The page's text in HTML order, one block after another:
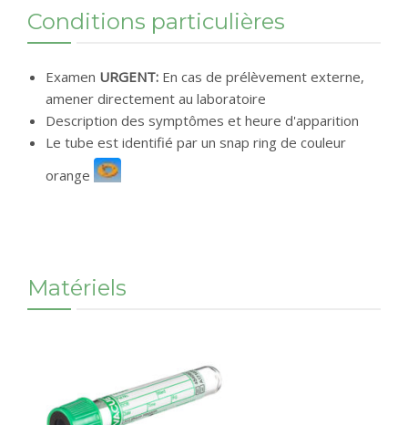
Conditions particulières
Examen URGENT: En cas de prélèvement externe,
amener directement au laboratoire
Description des symptômes et heure d'apparition
Le tube est identifié par un snap ring de couleur
orange
Matériels